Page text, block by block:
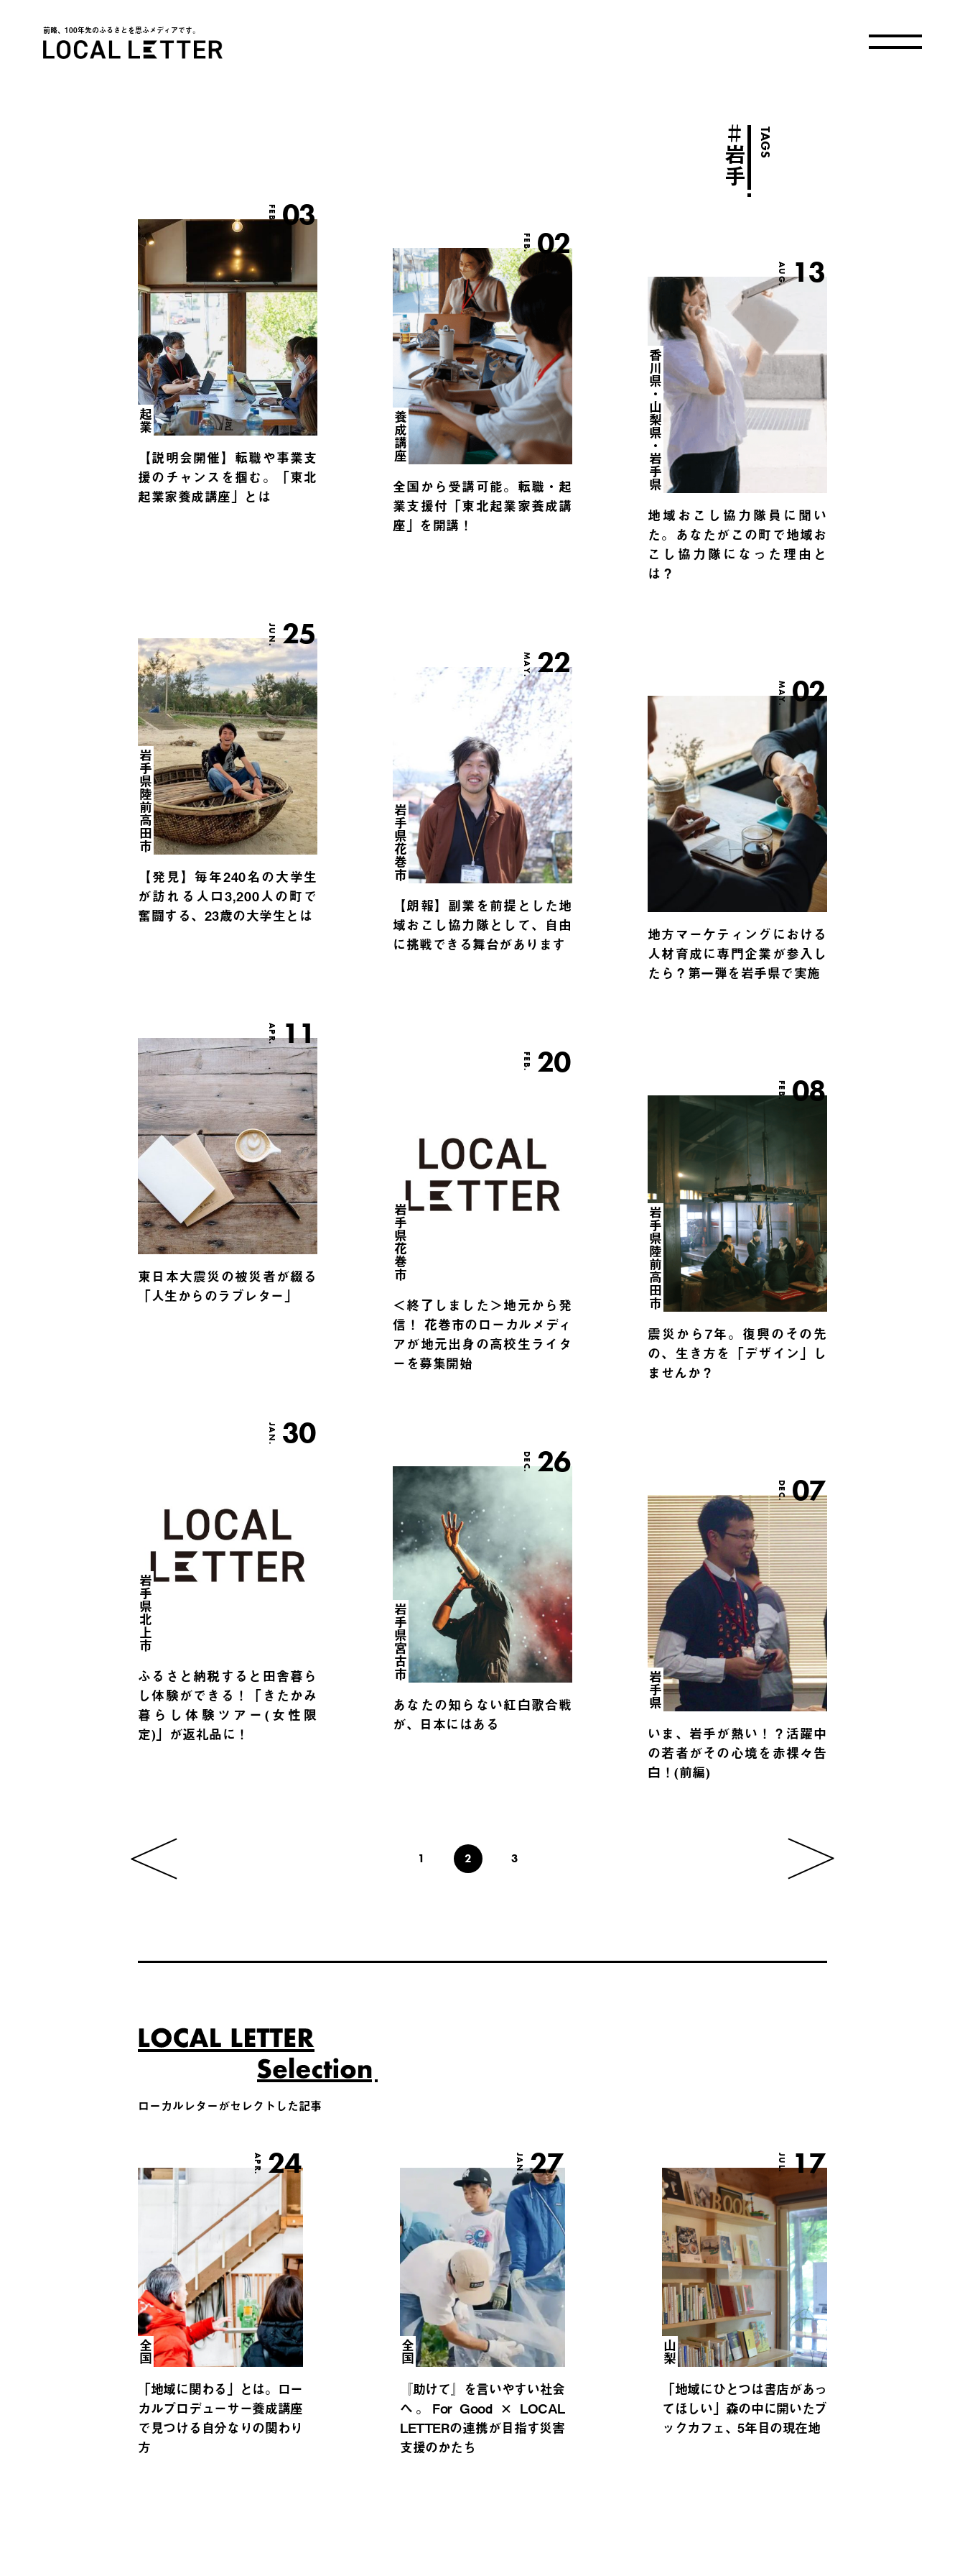
前略、100年先のふるさとを思ふメディアです。
TAGS
＃
岩手
FEB. 03
起業
【説明会開催】転職や事業支
援のチャンスを掴む。「東北
起業家養成講座」とは
FEB. 02
養成講座
全国から受講可能。転職・起
業支援付「東北起業家養成講
座」を開講！
AUG.13
香川県・山梨県・岩手県
地域おこし協力隊員に聞い
た。あなたがこの町で地域お
こし協力隊になった理由と
は？
JUN.25
岩手県陸前高田市
【発見】毎年240名の大学生
が訪れる人口3,200人の町で
奮闘する、23歳の大学生とは
MAY.22
岩手県花巻市
【朗報】副業を前提とした地
域おこし協力隊として、自由
に挑戦できる舞台があります
MAY.02
地方マーケティングにおける
人材育成に専門企業が参入し
たら？第一弾を岩手県で実施
APR.11
東日本大震災の被災者が綴る
「人生からのラブレター」
FEB. 20
岩手県花巻市
＜終了しました＞地元から発
信！ 花巻市のローカルメディ
アが地元出身の高校生ライタ
ーを募集開始
FEB. 08
岩手県陸前高田市
震災から7年。復興のその先
の、生き方を「デザイン」し
ませんか？
JAN. 30
岩手県北上市
ふるさと納税すると田舎暮ら
し体験ができる！「きたかみ
暮らし体験ツアー(女性限
定)」が返礼品に！
DEC. 26
岩手県宮古市
あなたの知らない紅白歌合戦
が、日本にはある
DEC. 07
岩手県
いま、岩手が熱い！？活躍中
の若者がその心境を赤裸々告
白！(前編)
1 2 3
ローカルレターがセレクトした記事
APR. 24
全国
「地域に関わる」とは。ロー
カルプロデューサー養成講座
で見つける自分なりの関わり
方
JAN.27
全国
『助けて』を言いやすい社会
へ。For Good × LOCAL
LETTERの連携が目指す災害
支援のかたち
JUL. 17
山梨
「地域にひとつは書店があっ
てほしい」森の中に開いたブ
ックカフェ、5年目の現在地